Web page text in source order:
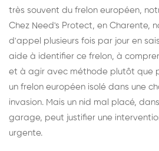
très souvent du frelon européen,
Chez Need's Protect, en Charente,
d'appel plusieurs fois par jour en
aide à identifier ce frelon, à
et à agir avec méthode plutôt que
un frelon européen isolé dans une
invasion. Mais un nid mal placé,
garage, peut justifier une
urgente.